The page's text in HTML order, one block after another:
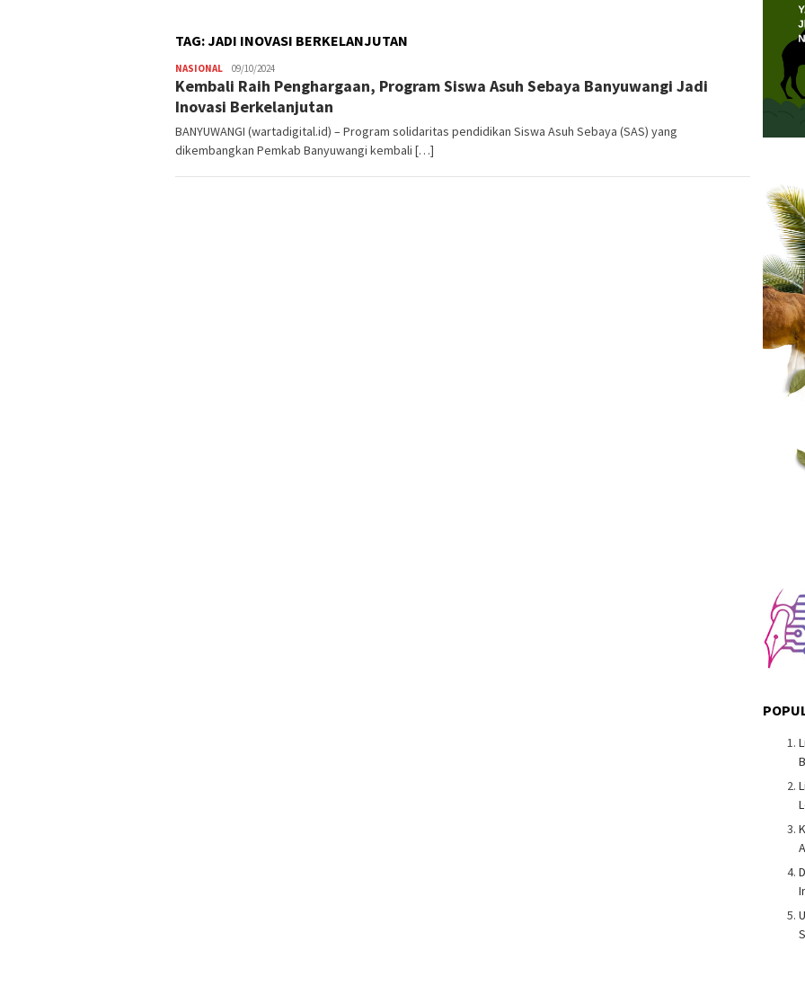
TAG:JADI INOVASI BERKELANJUTAN
NASIONAL Admin
Warta
09/10/2024
Kembali Raih Penghargaan, Program Siswa Asuh Sebaya Banyuwangi Jadi
Inovasi Berkelanjutan
BANYUWANGI (wartadigital.id) – Program solidaritas pendidikan Siswa Asuh Sebaya (SAS) yang
dikembangkan Pemkab Banyuwangi kembali […]